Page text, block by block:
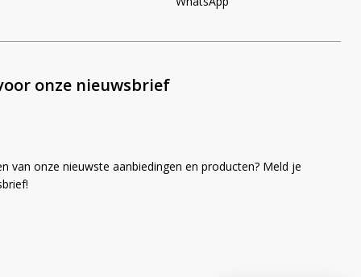
onze nieuwsbrief
van onze nieuwste aanbiedingen en producten? Meld je